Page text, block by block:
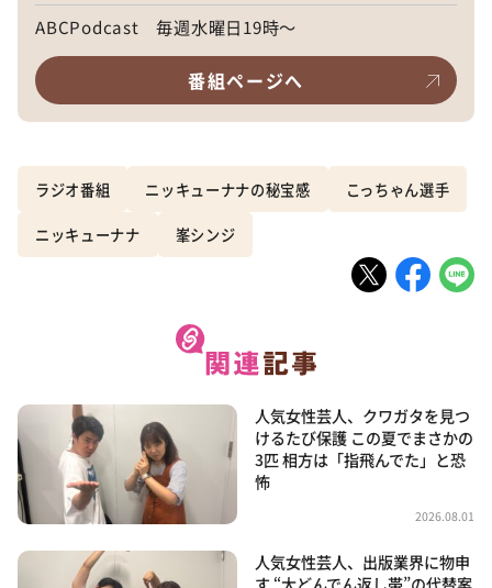
ABCPodcast 毎週水曜日19時～
番組ページへ
ラジオ番組 ニッキューナナの秘宝感 こっちゃん選手
ニッキューナナ 峯シンジ
人気女性芸人、クワガタを見つ
けるたび保護 この夏でまさかの
3匹 相方は「指飛んでた」と恐
怖
2026.08.01
人気女性芸人、出版業界に物申
す “大どんでん返し帯”の代替案